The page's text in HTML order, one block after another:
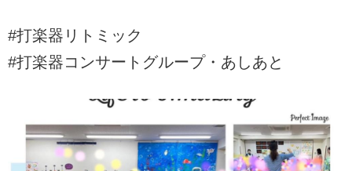
#打楽器リトミック
#打楽器コンサートグループ・あしあと